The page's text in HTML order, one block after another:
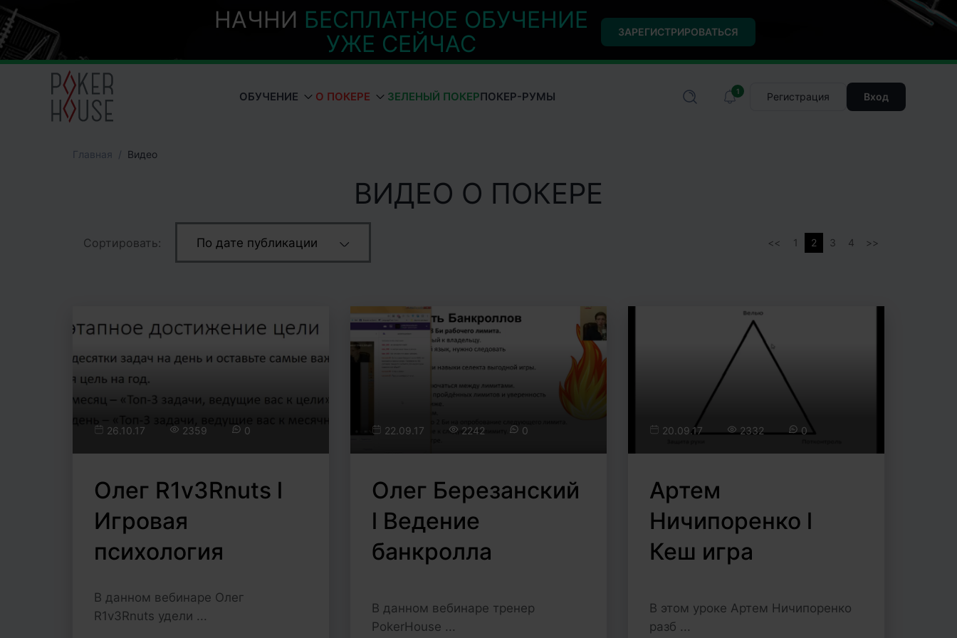
НАЧНИ БЕСПЛАТНОЕ ОБУЧЕНИЕ
УЖЕ СЕЙЧАС
ЗАРЕГИСТРИРОВАТЬСЯ
ОБУЧЕНИЕ О ПОКЕРЕ ЗЕЛЕНЫЙ ПОКЕРПОКЕР-РУМЫ 1 Регистрация Вход
Главная Видео
ВИДЕО О ПОКЕРЕ
Сортировать:
По дате публикации
Популярные
1 2 3 4
26.10.17 2359 0
Олег R1v3Rnuts l
Игровая
психология
В данном вебинаре Олег
R1v3Rnuts удели ...
22.09.17 2242 0
Олег Березанский
l Ведение
банкролла
В данном вебинаре тренер
PokerHouse ...
20.09.17 2332 0
Артем
Ничипоренко l
Кеш игра
В этом уроке Артем Ничипоренко
разб ...